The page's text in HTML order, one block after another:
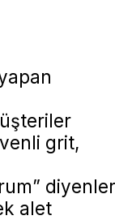
grit,
diyenler
alet